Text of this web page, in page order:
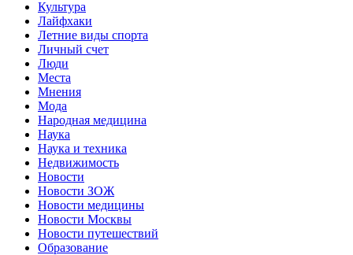
Культура
Лайфхаки
Летние виды спорта
Личный счет
Люди
Места
Мнения
Мода
Народная медицина
Наука
Наука и техника
Недвижимость
Новости
Новости ЗОЖ
Новости медицины
Новости Москвы
Новости путешествий
Образование